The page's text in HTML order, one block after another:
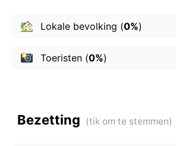
Lokale bevolking (0%)
Toeristen(0%)
Bezetting